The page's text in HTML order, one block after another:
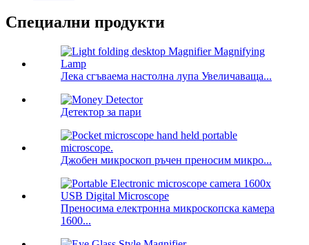
Специални продукти
Лека сгъваема настолна лупа Увеличаваща...
Детектор за пари
Джобен микроскоп ръчен преносим микро...
Преносима електронна микроскопска камера
1600...